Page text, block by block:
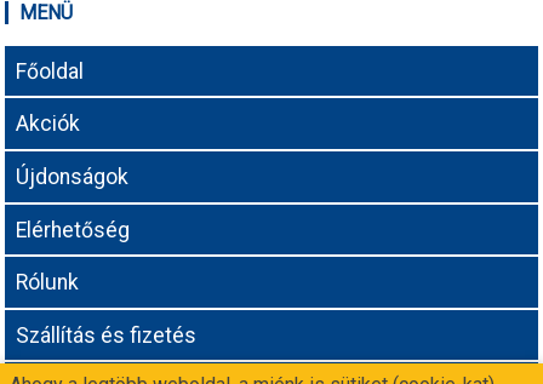
MENÜ
Főoldal
Akciók
Újdonságok
Elérhetőség
Rólunk
Szállítás és fizetés